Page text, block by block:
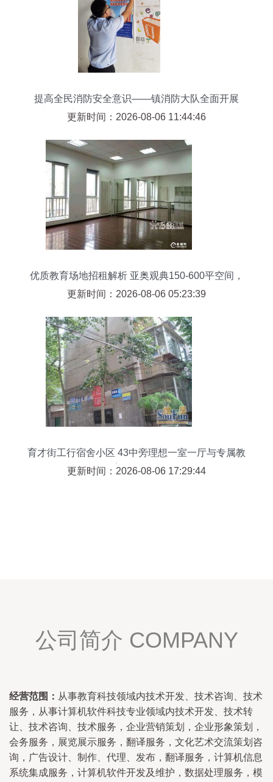
提高全民消防安全意识——镇消防大队全面开展
《广东省实施〈中华人民共和国消防法〉办法》宣
更新时间：2026-08-06 11:44:46
优质教育场地招租解析 亚奥观典150-600平空间，
助力文化机构发展
更新时间：2026-08-06 05:23:39
育才街工行宿舍小区 43中旁理想一室一厅与专属教
育场地出租
更新时间：2026-08-06 17:29:44
公司简介 COMPANY
经营范围： 从事教育科技领域内技术开发、技术咨询、技术
服务，从事计算机软件科技专业领域内技术开发、技术转
让、技术咨询、技术服务，企业营销策划，企业形象策划，
会务服务，展览展示服务，翻译服务，文化艺术交流策划咨
询，广告设计、制作、代理、发布，翻译服务，计算机信息
系统集成服务，计算机软件开发及维护，数据处理服务，模